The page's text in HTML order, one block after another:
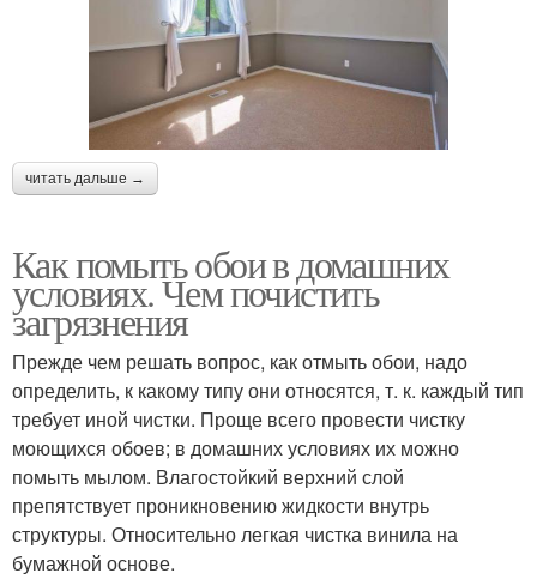
читать дальше →
Как помыть обои в домашних
условиях. Чем почистить
загрязнения
Прежде чем решать вопрос, как отмыть обои, надо
определить, к какому типу они относятся, т. к. каждый тип
требует иной чистки. Проще всего провести чистку
моющихся обоев; в домашних условиях их можно
помыть мылом. Влагостойкий верхний слой
препятствует проникновению жидкости внутрь
структуры. Относительно легкая чистка винила на
бумажной основе.